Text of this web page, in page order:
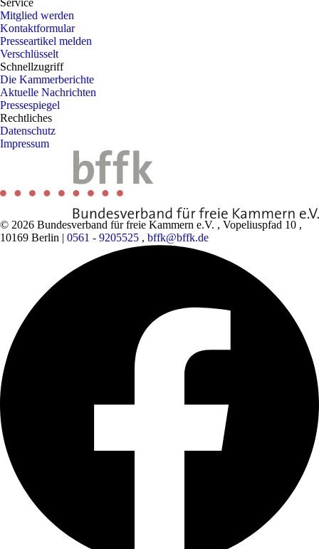
Mitglied werden
Kontaktformular
Presseartikel melden
Verschlüsselt
Schnellzugriff
Die Kammerberichte
Aktuelle Nachrichten
Pressespiegel
Rechtliches
Datenschutz
Impressum
© 2026 Bundesverband für freie Kammern e.V. , Vopeliuspfad 10 ,
10169 Berlin | 0561 - 9205525 , bffk@bffk.de